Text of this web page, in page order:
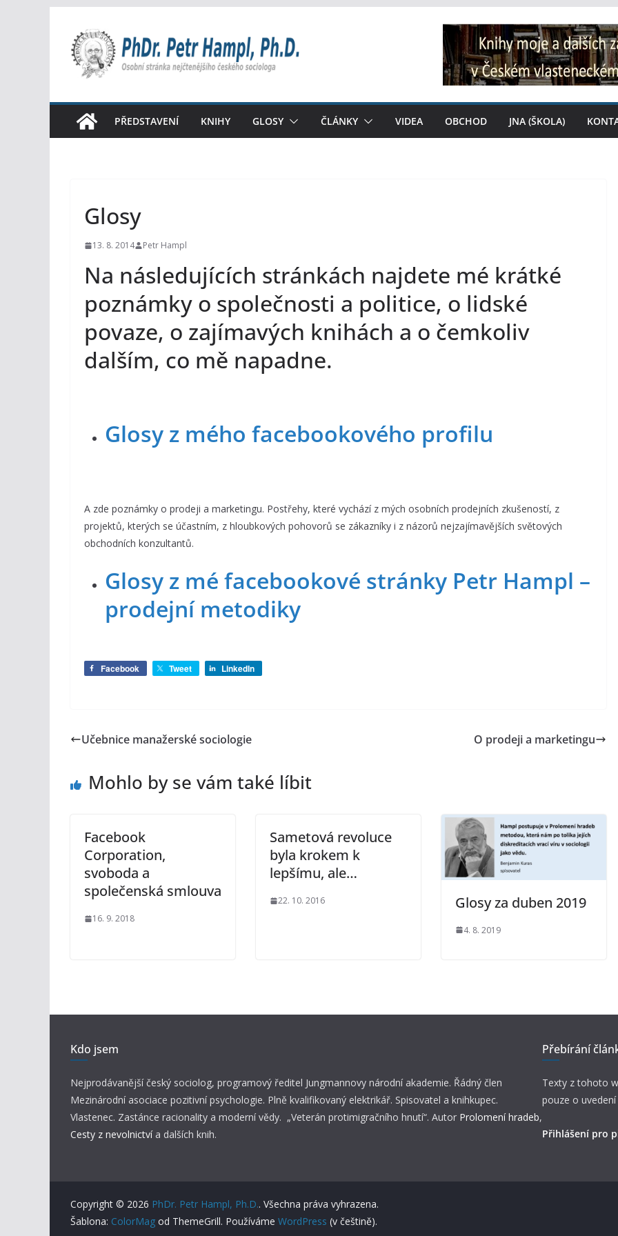
obsah
PŘEDSTAVENÍ KNIHY GLOSY ČLÁNKY VIDEA OBCHOD JNA (ŠKOLA)
Glosy
13. 8. 2014 Petr Hampl
Na následujících stránkách najdete mé krátké
poznámky o společnosti a politice, o lidské
povaze, o zajímavých knihách a o čemkoliv
dalším, co mě napadne.
Glosy z mého facebookového profilu
A zde poznámky o prodeji a marketingu. Postřehy, které vychází z mých osobních prodejních zkušeností, z
projektů, kterých se účastním, z hloubkových pohovorů se zákazníky i z názorů nejzajímavějších světových
obchodních konzultantů.
Glosy z mé facebookové stránky Petr Hampl –
prodejní metodiky
Facebook Tweet LinkedIn
Učebnice manažerské sociologie O prodeji a marketingu
Mohlo by se vám také líbit
Facebook
Corporation,
svoboda a
společenská smlouva
16. 9. 2018
Sametová revoluce
byla krokem k
lepšímu, ale…
22. 10. 2016 Glosy za duben 2019
4. 8. 2019
Kdo jsem
Nejprodávanější český sociolog, programový ředitel Jungmannovy národní akademie. Řádný člen
Mezinárodní asociace pozitivní psychologie. Plně kvalifikovaný elektrikář. Spisovatel a knihkupec.
Vlastenec. Zastánce racionality a moderní vědy. „Veterán protimigračního hnutí“. Autor Prolomení hradeb,
Cesty z nevolnictví a dalších knih.
Přebírání
Texty z tohoto
pouze o
Přihlášení pro
Copyright © 2026 PhDr. Petr Hampl, Ph.D.. Všechna práva vyhrazena.
Šablona: ColorMag od ThemeGrill. Používáme WordPress (v češtině).